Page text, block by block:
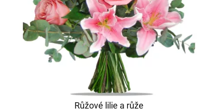
Růžové lilie a růže